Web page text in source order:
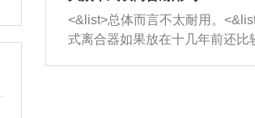
催化器得到清洗，排气管堵塞的
能够得到解决。
机油粘度过小的话，同样会有烧
象，机油粘度过小具有很好的流
店；<&list>2.车辆半轴套管防尘
裂，破裂后会出现漏油现象，使
损严重，磨损的半轴容易损坏，
响；<&list>3.稳定器的转向胶套
<&list>总体而言不太耐用。
式离合器如果放在十几年前还比